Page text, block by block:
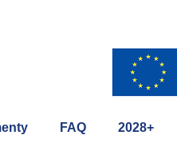
FAQ 2028+